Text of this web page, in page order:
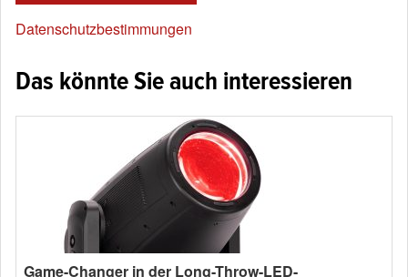
Datenschutzbestimmungen
Das könnte Sie auch interessieren
Game-Changer in der Long-Throw-LED-